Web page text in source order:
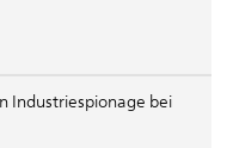
Industriespionage bei